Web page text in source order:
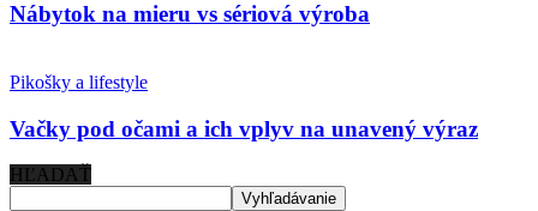
Nábytok na mieru vs sériová výroba
Pikošky a lifestyle
Vačky pod očami a ich vplyv na unavený výraz
HĽADAŤ